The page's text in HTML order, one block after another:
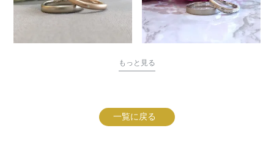
もっと見る
一覧に戻る